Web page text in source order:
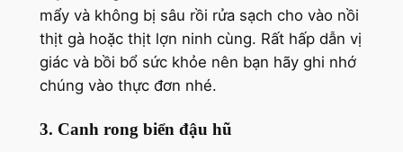
mẩy và không bị sâu rồi rửa sạch cho vào nồi
thịt gà hoặc thịt lợn ninh cùng. Rất hấp dẫn vị
giác và bồi bổ sức khỏe nên bạn hãy ghi nhớ
chúng vào thực đơn nhé.
3. Canh rong biển đậu hũ